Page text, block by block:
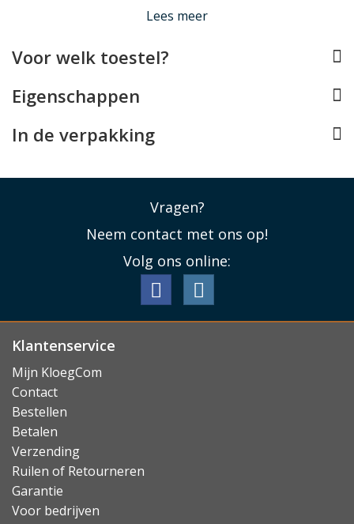
Lees minder
Lees meer
Voor welk toestel?
Eigenschappen
In de verpakking
Vragen?
Neem contact met ons op!
Volg ons online:
Klantenservice
Mijn KloegCom
Contact
Bestellen
Betalen
Verzending
Ruilen of Retourneren
Garantie
Voor bedrijven